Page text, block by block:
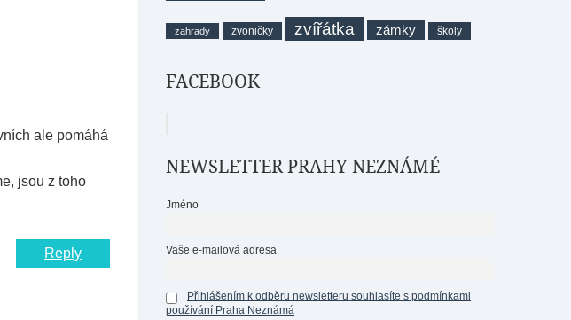
ale pomáhá
jsou z toho
Reply
zahrady zvoničky zvířátka zámky školy
FACEBOOK
NEWSLETTER PRAHY NEZNÁMÉ
Jméno
Vaše e-mailová adresa
Přihlášením k odběru newsletteru souhlasíte s podmínkami
používání Praha Neznámá